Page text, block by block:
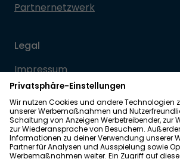
Partnernetzwerk
Legal
Impressum
Datenschutz
Allgemeine Geschäftsbedingungen
Barrierefreiheit